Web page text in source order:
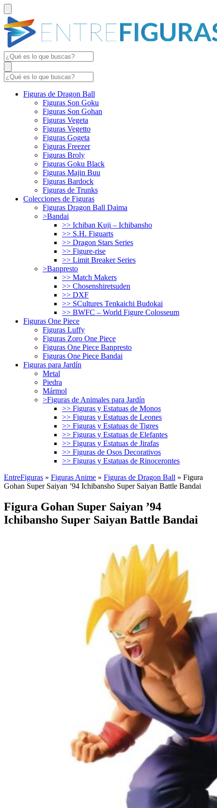
Figuras de Dragon Ball
Figuras Son Goku
Figuras Son Gohan
Figuras Vegeta
Figuras Vegetto
Figuras Gogeta
Figuras Freezer
Figuras Broly
Figuras Goku Black
Figuras Majin Buu
Figuras Bardock
Figuras de Trunks
Colecciones de Figuras
Figuras Dragon Ball Daima
>Bandai
>> Ichiban Kuji – Ichibansho
>> S.H. Figuarts
>> Dragon Stars Series
>> Figure-rise
>> Limit Breaker Series
>Banpresto
>> Match Makers
>> Chosenshiretsuden
>> DXF
>> SCultures Tenkaichi Budokai
>> BWFC – World Figure Colosseum
Figuras One Piece
Figuras Luffy
Figuras Zoro One Piece
Figuras One Piece Banpresto
Figuras One Piece Bandai
Figuras para Jardín
Metal
Piedra
Mármol
>Figuras de Animales para Jardín
>> Figuras y Estatuas de Monos
>> Figuras y Estatuas de Leones
>> Figuras y Estatuas de Tigres
>> Figuras y Estatuas de Elefantes
>> Figuras y Estatuas de Jirafas
>> Figuras de Osos Decorativos
>> Figuras y Estatuas de Rinocerontes
EntreFiguras » Figuras Anime » Figuras de Dragon Ball » Figura
Gohan Super Saiyan ’94 Ichibansho Super Saiyan Battle Bandai
Figura Gohan Super Saiyan ’94
Ichibansho Super Saiyan Battle Bandai